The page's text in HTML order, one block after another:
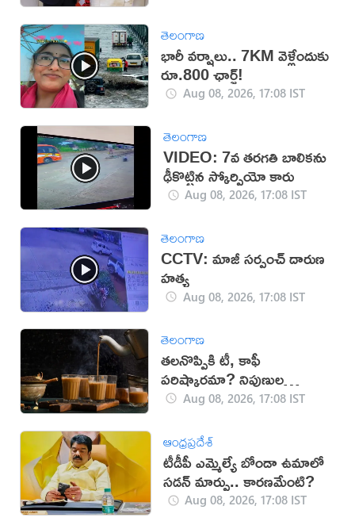
తెలంగాణ
భారీ వర్షాలు.. 7KM వెళ్లేందుకు
రూ.800 ఛార్జ్!
Aug 08, 2026, 17:08 IST
తెలంగాణ
VIDEO: 7వ తరగతి బాలికను
ఢీకొట్టిన స్కోర్పియో కారు
Aug 08, 2026, 17:08 IST
తెలంగాణ
CCTV: మాజీ సర్పంచ్ దారుణ
హత్య
Aug 08, 2026, 17:08 IST
తెలంగాణ
తలనొప్పికి టీ, కాఫీ
పరిష్కారమా? నిపుణుల
సూచనలు ఇవే!
Aug 08, 2026, 17:08 IST
ఆంధ్రప్రదేశ్
టీడీపీ ఎమ్మెల్యే బోండా ఉమాలో
సడన్‌ మార్పు.. కారణమేంటి?
Aug 08, 2026, 17:08 IST